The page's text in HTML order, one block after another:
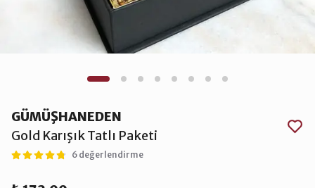
GÜMÜŞHANEDEN
Gold Karışık Tatlı Paketi
6 değerlendirme